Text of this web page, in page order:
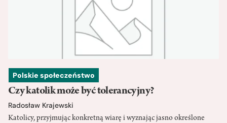
Polskie społeczeństwo
Czy katolik może być tolerancyjny?
Radosław Krajewski
Katolicy, przyjmując konkretną wiarę i wyznając jasno określone